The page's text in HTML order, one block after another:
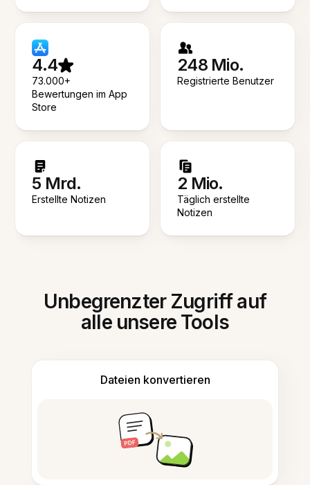
4.4
73.000+
Bewertungen im App
Store
248 Mio.
Registrierte Benutzer
5 Mrd.
Erstellte Notizen
2 Mio.
Täglich erstellte
Notizen
Unbegrenzter Zugriff auf
alle unsere Tools
Dateien konvertieren